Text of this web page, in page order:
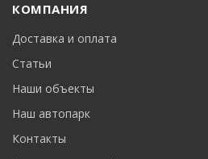
КОМПАНИЯ
Доставка и оплата
Статьи
Наши объекты
Наш автопарк
Контакты